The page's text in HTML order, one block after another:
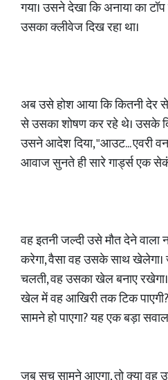
गया। उसने देखा कि अनाया का
उसका क्लीवेज दिख रहा था।
​अब उसे होश आया कि कितनी देर
से उसका शोषण कर रहे थे। उसके
उसने आदेश दिया, "आउट... एवरी
आवाज सुनते ही सारे गार्ड्स एक
​वह इतनी जल्दी उसे मौत देने वाला
करेगा, वैसा वह उसके साथ
चलती, वह उसका खेल बनाए
खेल में वह आखिरी तक टिक
सामने हो पाएगा? यह एक बड़ा